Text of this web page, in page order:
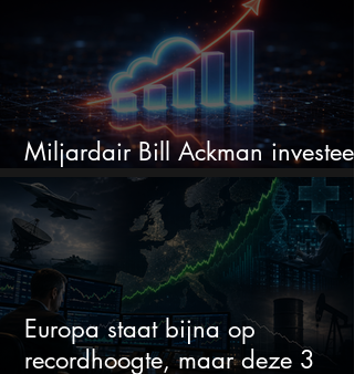
Miljardair Bill Ackman investeert
miljarden in dit techaandeel
Europa staat bijna op
recordhoogte, maar deze 3